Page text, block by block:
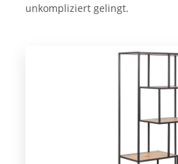
unkompliziert gelingt.